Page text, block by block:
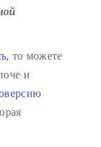
, то можете
и